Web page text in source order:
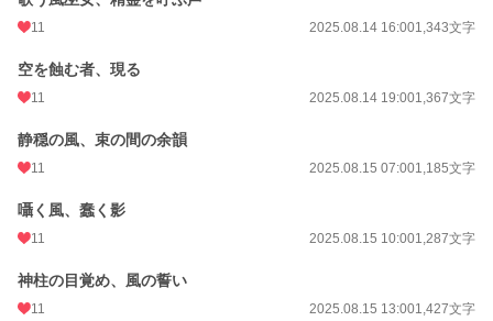
11 2025.08.14 16:001,343文字
空を蝕む者、現る
11 2025.08.14 19:001,367文字
静穏の風、束の間の余韻
11 2025.08.15 07:001,185文字
囁く風、蠢く影
11 2025.08.15 10:001,287文字
神柱の目覚め、風の誓い
11 2025.08.15 13:001,427文字